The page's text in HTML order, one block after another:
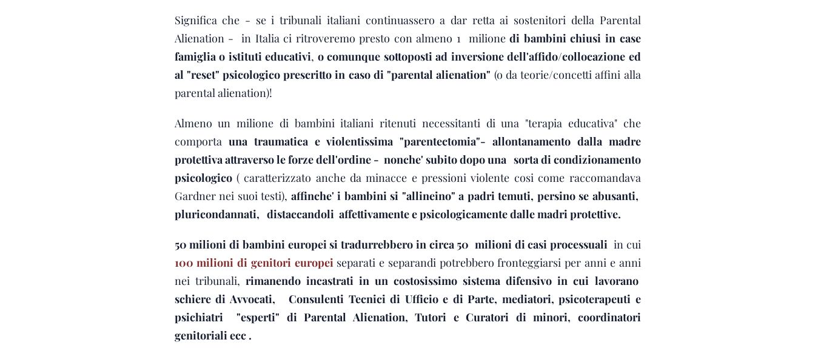
Significa che - se i tribunali italiani continuassero a dar retta ai sostenitori della Parental
Alienation - in Italia ci ritroveremo presto con almeno 1 milionedi bambini chiusi in case
famiglia o istituti educativi, o comunque sottoposti ad inversione dell'affido/collocazione ed
al "reset" psicologico prescritto in caso di "parental alienation" (o da teorie/concetti affini alla
parental alienation)!
Almeno un milione di bambini italiani ritenuti necessitanti di una "terapia educativa" che
comporta una traumatica e violentissima "parentectomia"- allontanamento dalla madre
protettiva attraverso le forze dell'ordine - nonche' subito dopo una sorta di condizionamento
psicologico( caratterizzato anche da minacce e pressioni violente cosi come raccomandava
Gardner nei suoi testi), affinche' i bambini si "allineino" a padri temuti, persino se abusanti,
pluricondannati, distaccandoli affettivamente e psicologicamente dalle madri protettive.
50 milioni di bambini europei si tradurrebbero in circa 50 milioni di casi processuali in cui
100 milioni di genitori europei separati e separandi potrebbero fronteggiarsi per anni e anni
nei tribunali, rimanendo incastrati in un costosissimo sistema difensivo in cui lavorano
schiere di Avvocati, Consulenti Tecnici di Ufficio e di Parte, mediatori, psicoterapeuti e
psichiatri "esperti" di Parental Alienation, Tutori e Curatori di minori, coordinatori
genitoriali ecc .